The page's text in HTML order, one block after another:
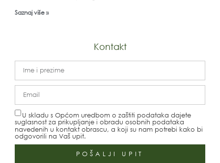
Saznaj više »
Kontakt
U skladu s Općom uredbom o zaštiti podataka dajete
suglasnost za prikupljanje i obradu osobnih podataka
navedenih u kontakt obrascu, a koji su nam potrebi kako bi
odgovorili na Vaš upit.
POŠALJI UPIT